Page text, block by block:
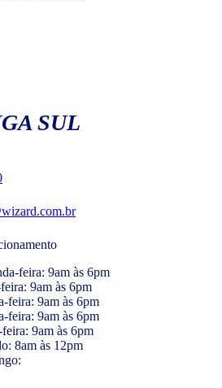
SUL
feira: 9am às 6pm
9am às 6pm
feira: 9am às 6pm
feira: 9am às 6pm
feira: 9am às 6pm
8am às 12pm